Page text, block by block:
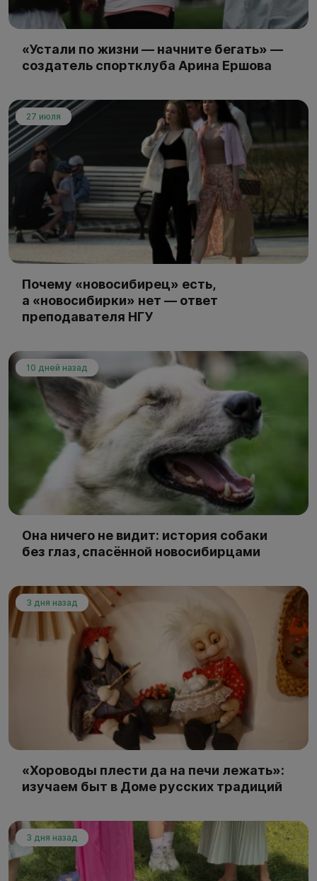
«Устали по жизни — начните бегать» —
создатель спортклуба Арина Ершова
27 июля
Почему «новосибирец» есть,
а «новосибирки» нет — ответ
преподавателя НГУ
10 дней назад
Она ничего не видит: история собаки
без глаз, спасённой новосибирцами
3 дня назад
«Хороводы плести да на печи лежать»:
изучаем быт в Доме русских традиций
3 дня назад